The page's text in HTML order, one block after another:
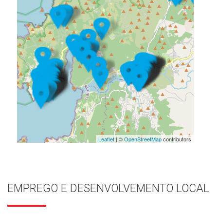
Leaflet| ©OpenStreetMapcontributors
EMPREGO E DESENVOLVEMENTO LOCAL